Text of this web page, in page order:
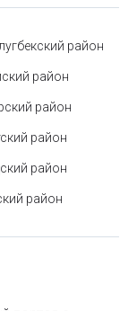
район
район
район
район
район
район